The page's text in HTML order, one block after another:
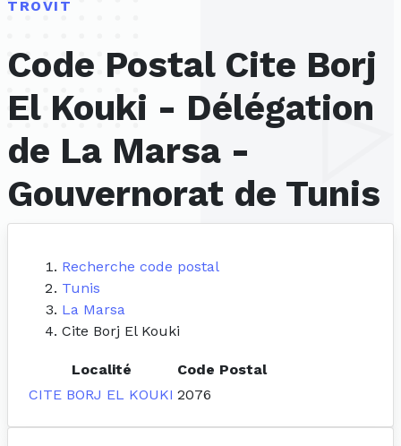
TROVIT
Code Postal Cite Borj
El Kouki - Délégation
de La Marsa -
Gouvernorat de Tunis
Recherche code postal
Tunis
La Marsa
Cite Borj El Kouki
Localité
Code Postal
CITE BORJ EL KOUKI 2076